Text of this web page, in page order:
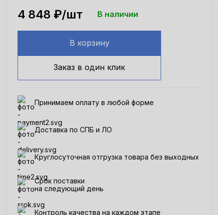
4 848 ₽/шт В наличии
В корзину
Заказ в один клик
Принимаем оплату в любой форме
Доставка по СПБ и ЛО
Круглосуточная отгрузка товара без выходных
Срок поставки
на следующий день
Контроль качества на каждом этапе